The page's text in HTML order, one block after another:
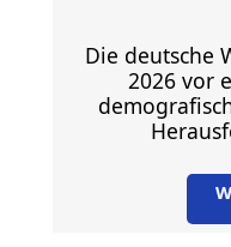
Die deutsche
2026 vor